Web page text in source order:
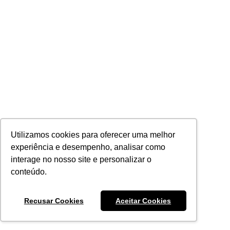
Utilizamos cookies para oferecer uma melhor
experiência e desempenho, analisar como
interage no nosso site e personalizar o
conteúdo.
Recusar Cookies Aceitar Cookies